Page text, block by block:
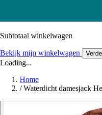
Subtotaal winkelwagen
Bekijk mijn winkelwagen
Loading...
Home
/ Waterdicht damesjack